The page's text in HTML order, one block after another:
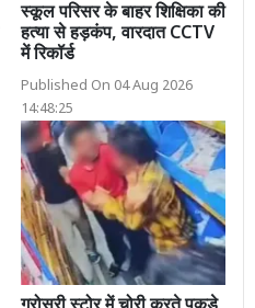
स्कूल परिसर के बाहर शिक्षिका की
हत्या से हड़कंप, वारदात CCTV
में रिकॉर्ड
Published On 04 Aug 2026
14:48:25